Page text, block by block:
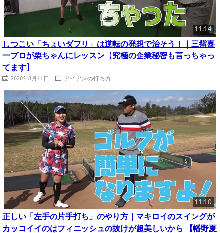
11:14
しつこい「ちょいダフリ」は逆転の発想で治そう！｜三觜喜
一プロが栗ちゃんにレッスン【究極の企業秘密も言っちゃっ
てます】
2020年8月11日 アイアンの打ち方
11:10
正しい「左手の片手打ち」のやり方｜マキロイのスイングが
カッコイイのはフィニッシュの抜けが超美しいから 【幡野夏